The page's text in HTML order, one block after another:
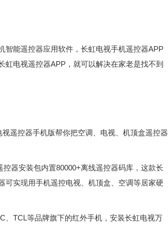
智能遥控器应用软件，长虹电视手机遥控器APP
电视遥控器APP，就可以解决在家老是找不到
遥控器手机版帮你把空调、电视、机顶盒遥控器
器安装包内置80000+离线遥控器码库，这款长
可实现用手机遥控电视、机顶盒、空调等居家硬
、TCL等品牌旗下的红外手机，安装长虹电视万